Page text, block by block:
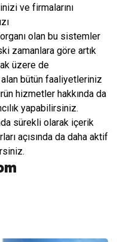
ve firmalarını
olan bu sistemler
zamanlara göre artık
üzere de
alan bütün faaliyetleriniz
hizmetler hakkında da
yapabilirsiniz.
sürekli olarak içerik
açısında da daha aktif